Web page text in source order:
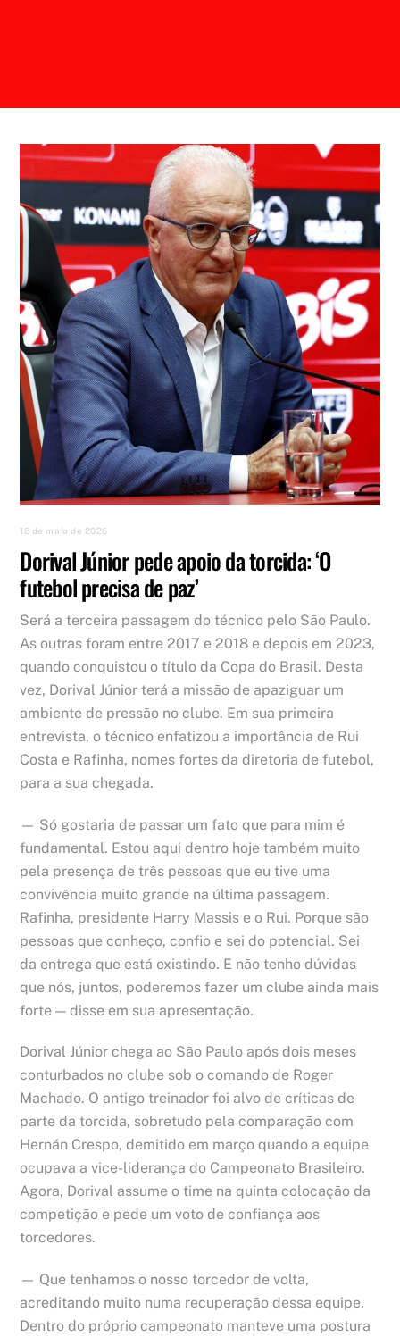
18 de maio de 2026
Dorival Júnior pede apoio da torcida: ‘O
futebol precisa de paz’
Será a terceira passagem do técnico pelo São Paulo.
As outras foram entre 2017 e 2018 e depois em 2023,
quando conquistou o título da Copa do Brasil. Desta
vez, Dorival Júnior terá a missão de apaziguar um
ambiente de pressão no clube. Em sua primeira
entrevista, o técnico enfatizou a importância de Rui
Costa e Rafinha, nomes fortes da diretoria de futebol,
para a sua chegada.
— Só gostaria de passar um fato que para mim é
fundamental. Estou aqui dentro hoje também muito
pela presença de três pessoas que eu tive uma
convivência muito grande na última passagem.
Rafinha, presidente Harry Massis e o Rui. Porque são
pessoas que conheço, confio e sei do potencial. Sei
da entrega que está existindo. E não tenho dúvidas
que nós, juntos, poderemos fazer um clube ainda mais
forte — disse em sua apresentação.
Dorival Júnior chega ao São Paulo após dois meses
conturbados no clube sob o comando de Roger
Machado. O antigo treinador foi alvo de críticas de
parte da torcida, sobretudo pela comparação com
Hernán Crespo, demitido em março quando a equipe
ocupava a vice-liderança do Campeonato Brasileiro.
Agora, Dorival assume o time na quinta colocação da
competição e pede um voto de confiança aos
torcedores.
— Que tenhamos o nosso torcedor de volta,
acreditando muito numa recuperação dessa equipe.
Dentro do próprio campeonato manteve uma postura